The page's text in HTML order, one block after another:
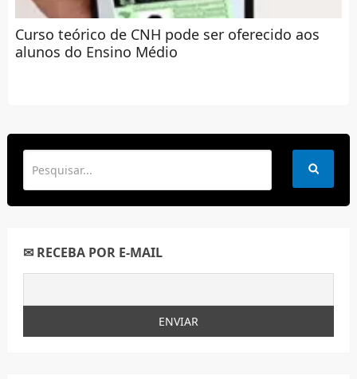
Curso teórico de CNH pode ser oferecido aos
alunos do Ensino Médio
✉ RECEBA POR E-MAIL